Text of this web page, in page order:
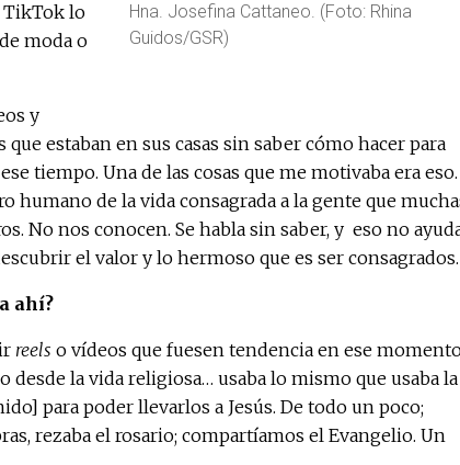
Hna. Josefina Cattaneo. (Foto: Rhina
Guidos/GSR)
TikTok lo
moda o
y
estaban en sus casas sin saber cómo hacer para
tiempo. Una de las cosas que me motivaba era
humano de la vida consagrada a la gente que
No nos conocen. Se habla sin saber, y eso no
el valor y lo hermoso que es ser
ahí?
reels o vídeos que fuesen tendencia en ese
desde la vida religiosa… usaba lo mismo que usaba la
para poder llevarlos a Jesús. De todo un poco;
rezaba el rosario; compartíamos el Evangelio. Un